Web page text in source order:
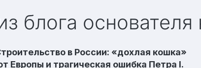
блога
в России: «дохлая кошка»
Европы и трагическая ошибка Петра I.